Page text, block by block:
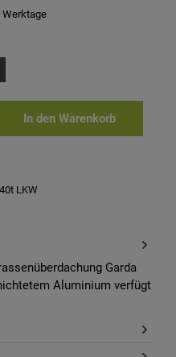
Werktage
In den Warenkorb
LKW
Garda
Aluminium verfügt